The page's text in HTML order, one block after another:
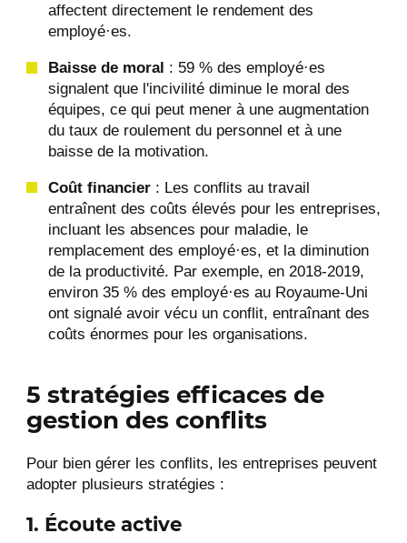
affectent directement le rendement des
employé·es​.
Baisse de moral : 59 % des employé·es
signalent que l'incivilité diminue le moral des
équipes, ce qui peut mener à une augmentation
du taux de roulement du personnel et à une
baisse de la motivation​.
Coût financier : Les conflits au travail
entraînent des coûts élevés pour les entreprises,
incluant les absences pour maladie, le
remplacement des employé·es, et la diminution
de la productivité. Par exemple, en 2018-2019,
environ 35 % des employé·es au Royaume-Uni
ont signalé avoir vécu un conflit, entraînant des
coûts énormes pour les organisations​​​​.
5 stratégies efficaces de
gestion des conflits
Pour bien gérer les conflits, les entreprises peuvent
adopter plusieurs stratégies :
1. Écoute active